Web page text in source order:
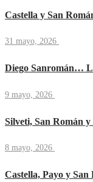
Castella y San
31 mayo, 2026
Diego Sanromán…
9 mayo, 2026
Silveti, San Román y
8 mayo, 2026
Castella, Payo y